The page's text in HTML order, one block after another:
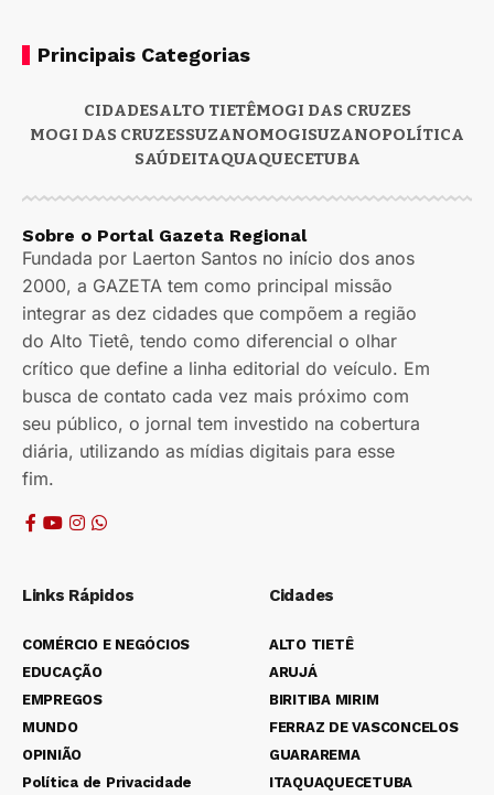
Principais Categorias
CIDADESALTO TIETÊMOGI DAS CRUZES
MOGI DAS CRUZESSUZANOMOGISUZANOPOLÍTICA
SAÚDEITAQUAQUECETUBA
Sobre o Portal Gazeta Regional
Fundada por Laerton Santos no início dos anos
2000, a GAZETA tem como principal missão
integrar as dez cidades que compõem a região
do Alto Tietê, tendo como diferencial o olhar
crítico que define a linha editorial do veículo. Em
busca de contato cada vez mais próximo com
seu público, o jornal tem investido na cobertura
diária, utilizando as mídias digitais para esse
fim.
Links Rápidos
COMÉRCIO E NEGÓCIOS
EDUCAÇÃO
EMPREGOS
MUNDO
OPINIÃO
Política de Privacidade
Cidades
ALTO TIETÊ
ARUJÁ
BIRITIBA MIRIM
FERRAZ DE VASCONCELOS
GUARAREMA
ITAQUAQUECETUBA